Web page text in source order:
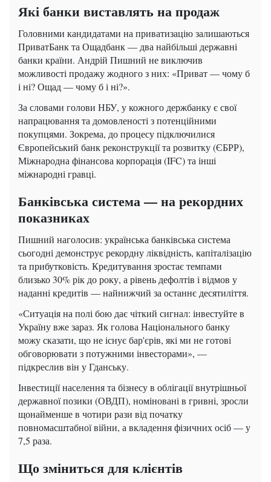
Які банки виставлять на продаж
Головними кандидатами на приватизацію залишаються
ПриватБанк та Ощадбанк — два найбільші державні
банки країни. Андрій Пишний не виключив
можливості продажу жодного з них: «Приват — чому б
і ні? Ощад — чому б і ні?».
За словами голови НБУ, у кожного держбанку є свої
напрацювання та домовленості з потенційними
покупцями. Зокрема, до процесу підключилися
Європейський банк реконструкції та розвитку (ЄБРР),
Міжнародна фінансова корпорація (IFC) та інші
міжнародні гравці.
Банківська система — на рекордних
показниках
Пишний наголосив: українська банківська система
сьогодні демонструє рекордну ліквідність, капіталізацію
та прибутковість. Кредитування зростає темпами
близько 30% рік до року, а рівень дефолтів і відмов у
наданні кредитів — найнижчий за останнє десятиліття.
«Ситуація на полі бою дає чіткий сигнал: інвестуйте в
Україну вже зараз. Як голова Національного банку
можу сказати, що не існує бар'єрів, які ми не готові
обговорювати з потужними інвесторами», —
підкреслив він у Гданську.
Інвестиції населення та бізнесу в облігації внутрішньої
державної позики (ОВДП), номіновані в гривні, зросли
щонайменше в чотири рази від початку
повномасштабної війни, а вкладення фізичних осіб — у
7,5 раза.
Що зміниться для клієнтів